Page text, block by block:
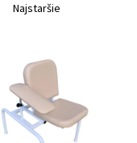
Najstaršie